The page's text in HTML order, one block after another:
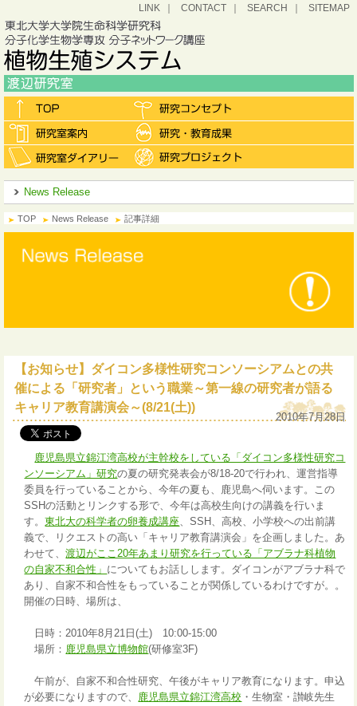
LINK CONTACT SEARCH SITEMAP
News Release
TOP News Release 記事詳細
【お知らせ】ダイコン多様性研究コンソーシアムとの共
催による「研究者」という職業～第一線の研究者が語る
キャリア教育講演会～(8/21(土))
2010年7月28日
鹿児島県立錦江湾高校が主幹校をしている「ダイコン多様性研究コ
ンソーシアム」研究の夏の研究発表会が8/18-20で行われ、運営指導
委員を行っていることから、今年の夏も、鹿児島へ伺います。この
SSHの活動とリンクする形で、今年は高校生向けの講義を行いま
す。東北大の科学者の卵養成講座、SSH、高校、小学校への出前講
義で、リクエストの高い「キャリア教育講演会」を企画しました。あ
わせて、渡辺がここ20年あまり研究を行っている「アブラナ科植物
の自家不和合性」 についてもお話しします。ダイコンがアブラナ科で
あり、自家不和合性をもっていることが関係しているわけですが。。
開催の日時、場所は、
日時：2010年8月21日(土) 10:00-15:00
場所： 鹿児島県立博物館(研修室3F)
午前が、自家不和合性研究、午後がキャリア教育になります。申込
が必要になりますので、 鹿児島県立錦江湾高校 ・生物室・讃岐先生